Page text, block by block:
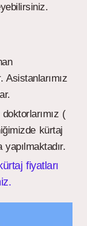
Asistanlarımız
(
kürtaj
fiyatları